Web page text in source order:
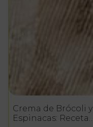
Crema de Brócoli y
Espinacas: Receta